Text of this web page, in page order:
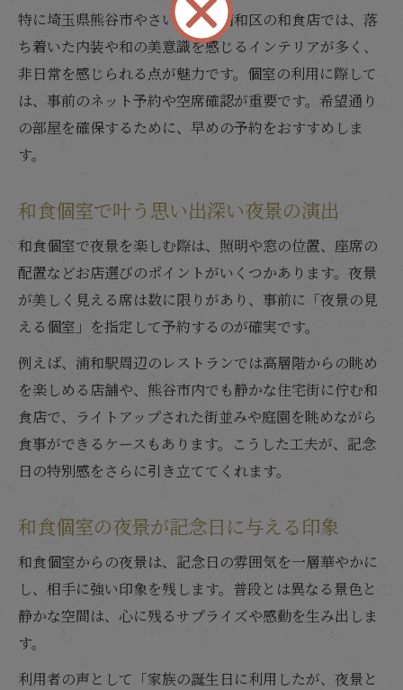
特に埼玉県熊谷市やさいたま市浦和区の和食店では、落
ち着いた内装や和の美意識を感じるインテリアが多く、
非日常を感じられる点が魅力です。個室の利用に際して
は、事前のネット予約や空席確認が重要です。希望通り
の部屋を確保するために、早めの予約をおすすめしま
す。
和食個室で叶う思い出深い夜景の演出
和食個室で夜景を楽しむ際は、照明や窓の位置、座席の
配置などお店選びのポイントがいくつかあります。夜景
が美しく見える席は数に限りがあり、事前に「夜景の見
える個室」を指定して予約するのが確実です。
例えば、浦和駅周辺のレストランでは高層階からの眺め
を楽しめる店舗や、熊谷市内でも静かな住宅街に佇む和
食店で、ライトアップされた街並みや庭園を眺めながら
食事ができるケースもあります。こうした工夫が、記念
日の特別感をさらに引き立ててくれます。
和食個室の夜景が記念日に与える印象
和食個室からの夜景は、記念日の雰囲気を一層華やかに
し、相手に強い印象を残します。普段とは異なる景色と
静かな空間は、心に残るサプライズや感動を生み出しま
す。
利用者の声として「家族の誕生日に利用したが、夜景と